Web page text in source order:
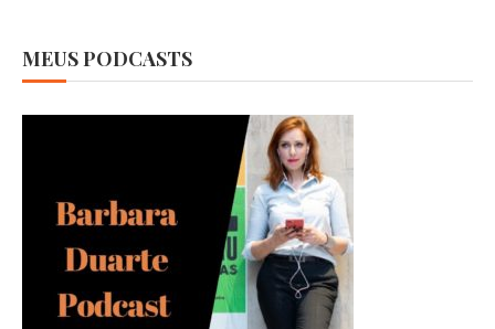
MEUS PODCASTS